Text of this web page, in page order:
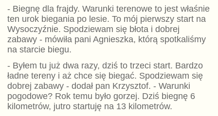
- Biegnę dla frajdy. Warunki terenowe to jest właśnie
ten urok biegania po lesie. To mój pierwszy start na
Wysoczyźnie. Spodziewam się błota i dobrej
zabawy - mówiła pani Agnieszka, którą spotkaliśmy
na starcie biegu.
- Byłem tu już dwa razy, dziś to trzeci start. Bardzo
ładne tereny i aż chce się biegać. Spodziewam się
dobrej zabawy - dodał pan Krzysztof. - Warunki
pogodowe? Rok temu było gorzej. Dziś biegnę 6
kilometrów, jutro startuję na 13 kilometrów.